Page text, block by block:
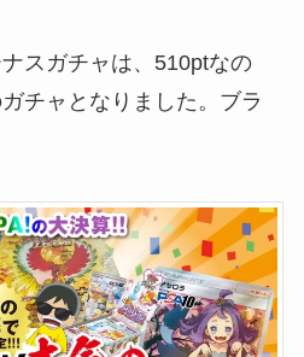
スガチャは、510ptなの
チャとなりました。ブラ